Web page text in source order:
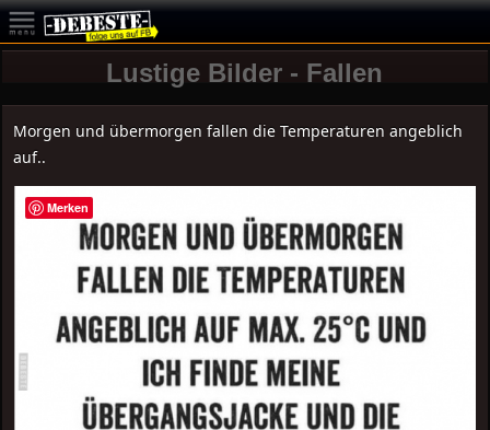
Lustige Bilder - Fallen
Morgen und übermorgen fallen die Temperaturen angeblich
auf..
Merken